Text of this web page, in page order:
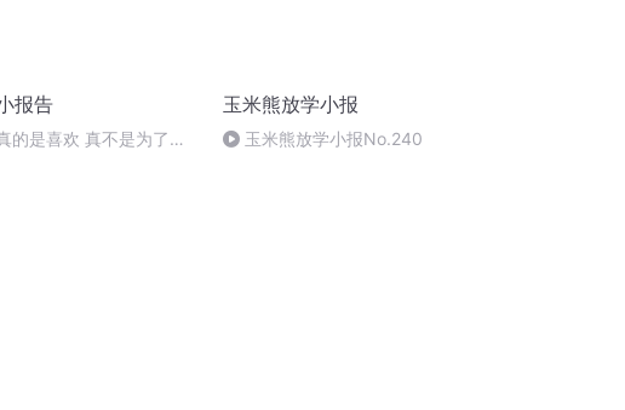
报告
的是喜欢 真不是为了进
玉米熊放学小报
玉米熊放学小报No.240